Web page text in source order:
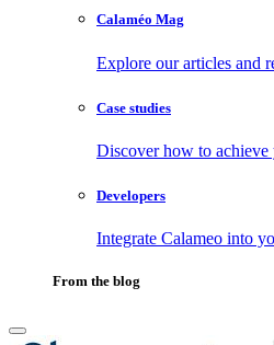
Calaméo Mag
Explore our articles and
Case studies
Discover how to achieve
Developers
Integrate Calameo into
From the blog